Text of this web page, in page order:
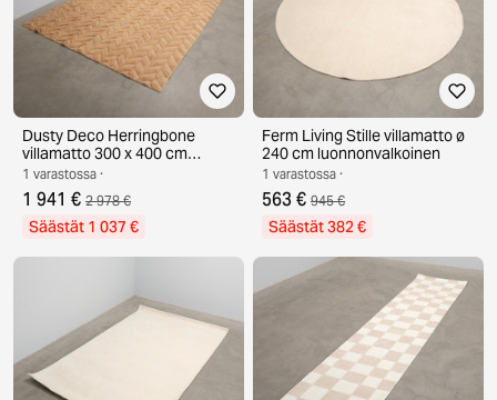
Dusty Deco Herringbone
villamatto 300 x 400 cm
ruskea
1 varastossa ·
1 941 € 2 978 €
Säästät 1 037 €
Ferm Living Stille villamatto ø
240 cm luonnonvalkoinen
1 varastossa ·
563 € 945 €
Säästät 382 €